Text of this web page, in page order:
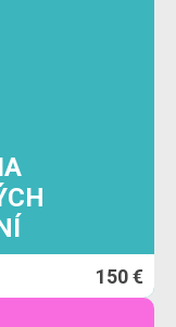
150 €